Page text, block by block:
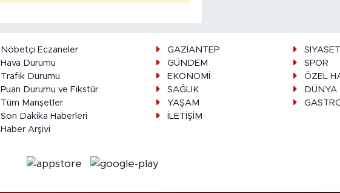
Nöbetçi Eczaneler
Hava Durumu
Trafik Durumu
Puan Durumu ve Fikstür
Tüm Manşetler
Son Dakika Haberleri
Haber Arşivi
GAZİANTEP
SİYASET
GÜNDEM
SPOR
EKONOMİ
ÖZEL
SAĞLIK
DÜNYA
YAŞAM
İLETİŞİM